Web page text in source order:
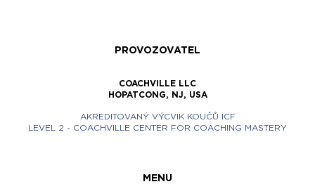
PROVOZOVATEL
COACHVILLE LLC
HOPATCONG, NJ, USA
AKREDITOVANÝ VÝCVIK KOUČŮ ICF
LEVEL 2 - COACHVILLE CENTER FOR COACHING MASTERY
MENU